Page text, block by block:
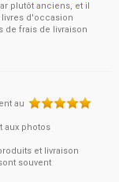
plutôt anciens, et il
d'occasion
de frais de livraison
au
aux photos
et livraison
souvent